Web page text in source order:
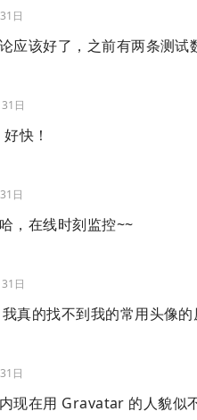
日
应该好了，之前有两条测
日
快！
日
，在线时刻监控~~
日
真的找不到我的常用头像的
日
现在用 Gravatar 的人貌似